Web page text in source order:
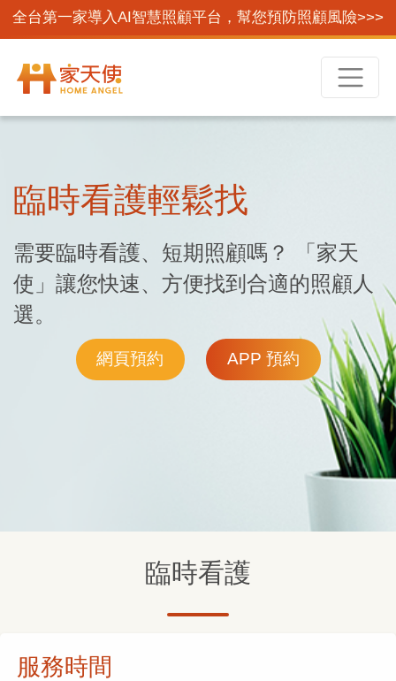
全台第一家導入AI智慧照顧平台，幫您預防照顧風險>>>
臨時看護輕鬆找
需要臨時看護、短期照顧嗎？ 「家天
使」讓您快速、方便找到合適的照顧人
選。
網頁預約 APP 預約
臨時看護
服務時間